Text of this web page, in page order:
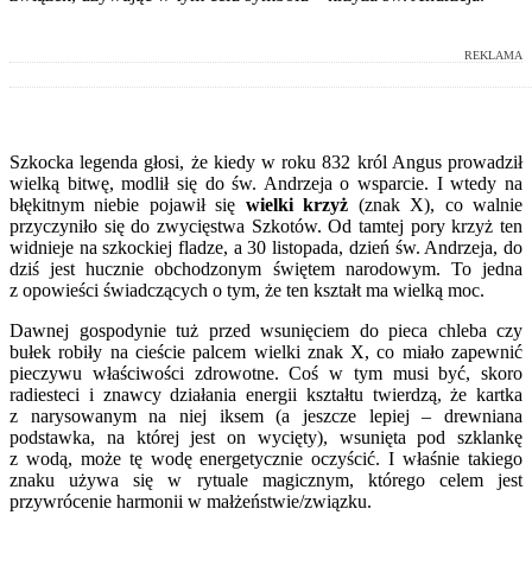
REKLAMA
Szkocka legenda głosi, że kiedy w roku 832 król Angus prowadził
wielką bitwę, modlił się do św. Andrzeja o wsparcie. I wtedy na
błękitnym niebie pojawił się wielki krzyż (znak X), co walnie
przyczyniło się do zwycięstwa Szkotów. Od tamtej pory krzyż ten
widnieje na szkockiej fladze, a 30 listopada, dzień św. Andrzeja, do
dziś jest hucznie obchodzonym świętem narodowym. To jedna
z opowieści świadczących o tym, że ten kształt ma wielką moc.
Dawnej gospodynie tuż przed wsunięciem do pieca chleba czy
bułek robiły na cieście palcem wielki znak X, co miało zapewnić
pieczywu właściwości zdrowotne. Coś w tym musi być, skoro
radiesteci i znawcy działania energii kształtu twierdzą, że kartka
z narysowanym na niej iksem (a jeszcze lepiej – drewniana
podstawka, na której jest on wycięty), wsunięta pod szklankę
z wodą, może tę wodę energetycznie oczyścić. I właśnie takiego
znaku używa się w rytuale magicznym, którego celem jest
przywrócenie harmonii w małżeństwie/związku.